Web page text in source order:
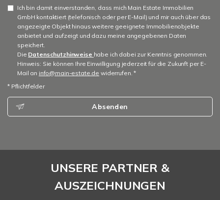
Ich bin damit einverstanden, dass mich Main Estate Immobilien
GmbH kontaktiert (telefonisch oder per E-Mail) und mir auch über das
angezeigte Objekt hinaus weitere geeignete Immobilienobjekte
anbietet und aufzeigt und dazu meine angegebenen Daten
speichert.
Die Datenschutzhinweise habe ich dabei zur Kenntnis genommen.
Hinweis: Sie können Ihre Einwilligung jederzeit für die Zukunft per E-
Mail an info@main-estate.de widerrufen. *
* Pflichtfelder
Absenden
UNSERE PARTNER &
AUSZEICHNUNGEN